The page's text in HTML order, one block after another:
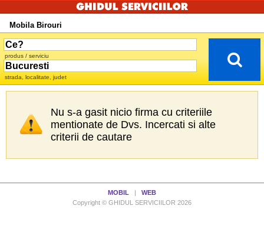
Mobila Birouri
produs / serviciu
strada, localitate, judet
Nu s-a gasit nicio firma cu criteriile
mentionate de Dvs. Incercati si alte
criterii de cautare
MOBIL
WEB
Copyright © GHIDUL SERVICIILOR 2026